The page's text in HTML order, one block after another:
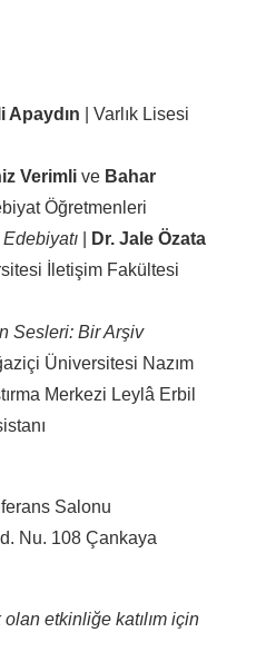
Apaydın | Varlık Lisesi
Verimli ve Bahar
Öğretmenleri
Dr. Jale Özata
İletişim Fakültesi
Sesleri: Bir Arşiv
Üniversitesi Nazım
Merkezi Leylâ Erbil
Salonu
Nu. 108 Çankaya
olan etkinliğe katılım için